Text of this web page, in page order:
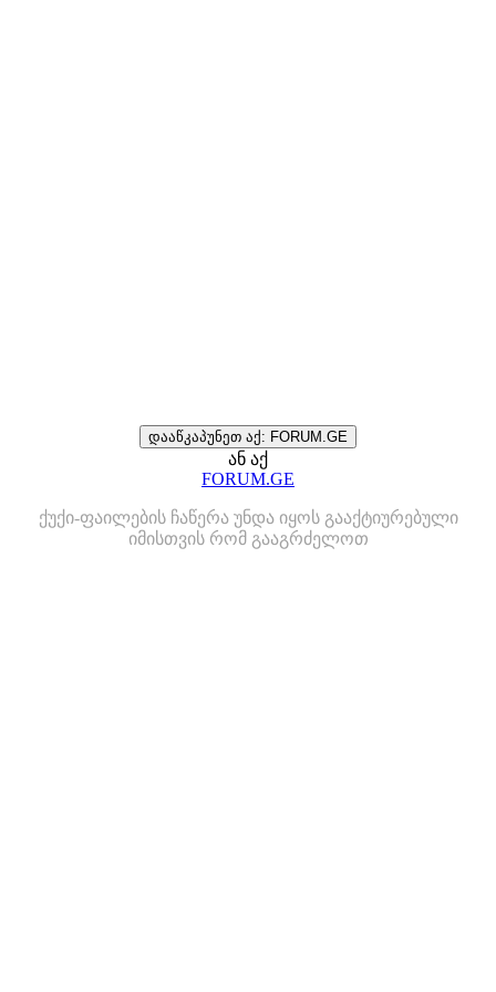
დააწკაპუნეთ აქ: FORUM.GE
ან აქ
FORUM.GE
ქუქი-ფაილების ჩაწერა უნდა იყოს გააქტიურებული
იმისთვის რომ გააგრძელოთ